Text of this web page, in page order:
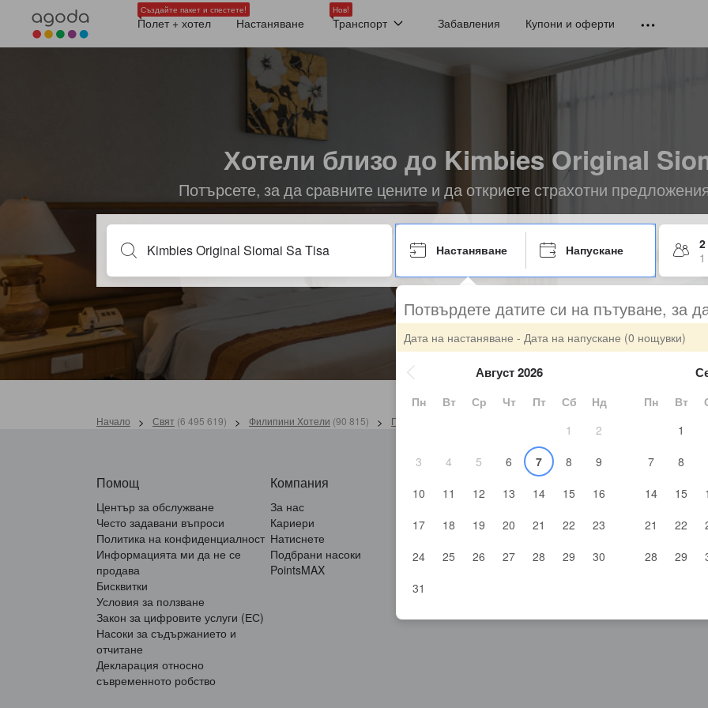
Създайте пакет и спестете!
Полет + хотел Настаняване
Нов!
Транспорт Забавления Купони и оферти
Хотели близо до Kimbies Original
Потърсете, за да сравните цените и да откриете страхотни
Настаняване Напускане
Потвърдете датите си на пътуване, за
Дата на настаняване - Дата на напускане (0 нощувки)
Август 2026
Пн Вт Ср Чт Пт Сб
Нд
1
2
3
4 5 6 7 8
9
10
11 12 13 14 15
16
17
18 19 20 21 22
23
24
25 26 27 28 29
30
31
Пн Вт
1
7
8
14
15
21
22
28
29
Начало > Свят (6 495 619) > Филипини Хотели (90 815) > Провинция Бохол Хотели
Помощ
Център за обслужване
Често задавани въпроси
Политика на конфиденциалност
Информацията ми да не се
продава
Бисквитки
Условия за ползване
Закон за цифровите услуги (ЕС)
Насоки за съдържанието и
отчитане
Декларация относно
съвременното робство
Компания
За нас
Кариери
Натиснете
Подбрани насоки
PointsMAX
Всички маршрути на полети
Partner Hub
Партньори